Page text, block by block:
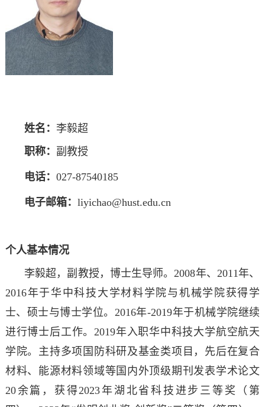
姓名： 李毅超
职称： 副教授
电话： 027-87540185
电子邮箱： liyichao@hust.edu.cn
个人基本情况
李毅超，副教授，博士生导师。2008年、2011年、
2016年于华中科技大学材料学院与机械学院获得学
士、硕士与博士学位。2016年-2019年于机械学院继续
进行博士后工作。2019年入职华中科技大学航空航天
学院。主持多项国防科研及基金类项目，先后在复合
材料、能源材料领域等国内外顶级期刊发表学术论文
20余篇，获得2023年湖北省科技进步三等奖（第